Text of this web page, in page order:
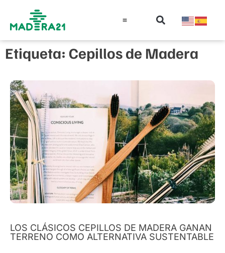
Etiqueta: Cepillos de Madera
LOS CLÁSICOS CEPILLOS DE MADERA GANAN
TERRENO COMO ALTERNATIVA SUSTENTABLE